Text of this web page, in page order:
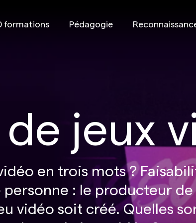
formations Pédagogie
jeux
en trois mots ?
: le producteur de
vidéo soit créé. Quelles